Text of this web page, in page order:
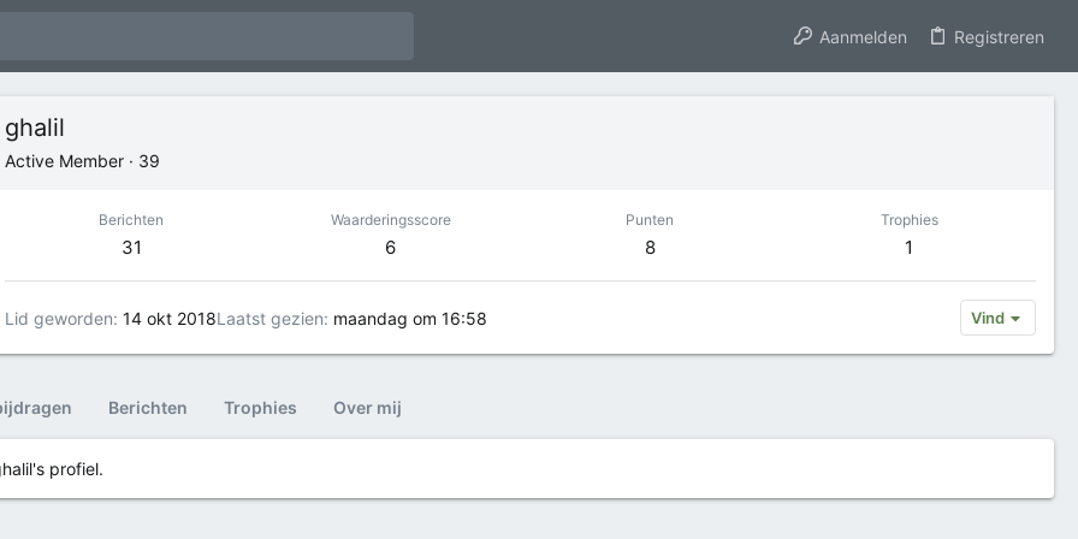
Aanmelden Registreren
ghalil
Active Member · 39
Berichten
31
Waarderingsscore
6
Punten
8
Trophies
1
Lid geworden 14 okt 2018Laatst gezien maandag om 16:58 Vind
Berichten Trophies Over mij
profiel.